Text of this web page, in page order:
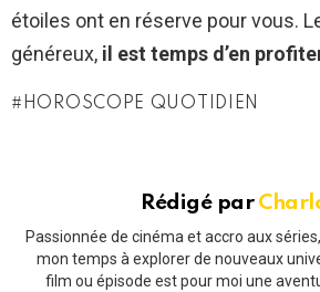
étoiles ont en réserve pour vous.
généreux, il est temps d’en
HOROSCOPE QUOTIDIEN
Rédigé par
Passionnée de cinéma et accro aux
mon temps à explorer de nouveaux
film ou épisode est pour moi une